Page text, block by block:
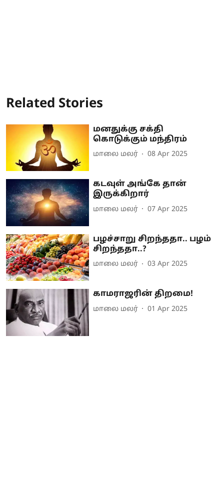
Related Stories
மனதுக்கு சக்தி
கொடுக்கும் மந்திரம்
மாலை மலர் 08 Apr 2025
கடவுள் அங்கே தான்
இருக்கிறார்
மாலை மலர் 07 Apr 2025
பழச்சாறு சிறந்ததா.. பழம்
சிறந்ததா..?
மாலை மலர் 03 Apr 2025
காமராஜரின் திறமை!
மாலை மலர் 01 Apr 2025